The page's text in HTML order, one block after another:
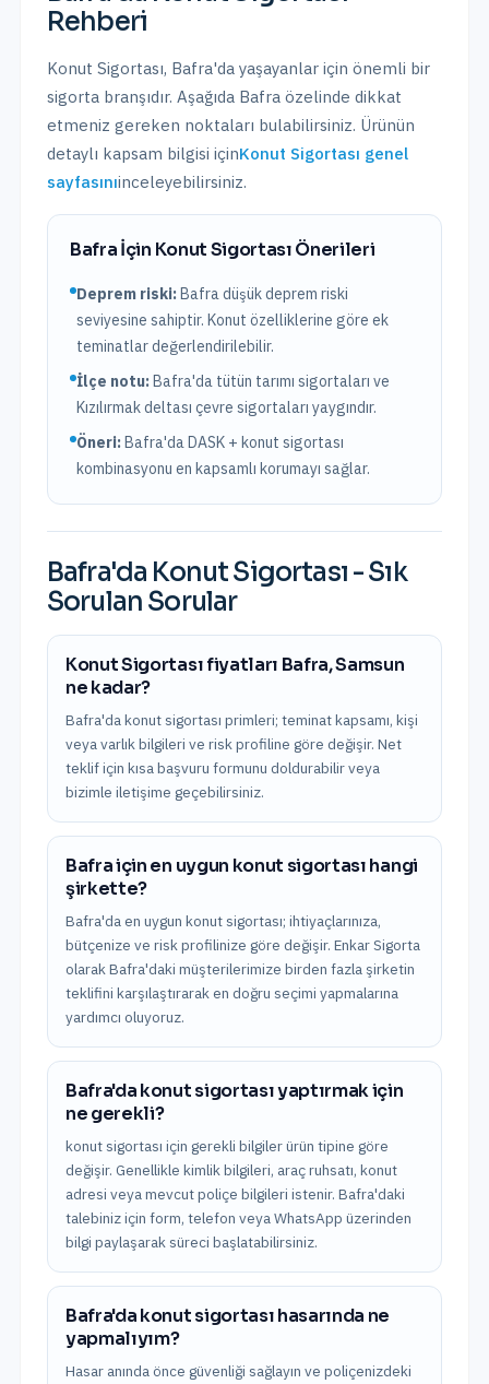
Rehberi
Konut Sigortası, Bafra'da yaşayanlar için önemli bir
sigorta branşıdır. Aşağıda Bafra özelinde dikkat
etmeniz gereken noktaları bulabilirsiniz. Ürünün
detaylı kapsam bilgisi içinKonut Sigortası genel
sayfasınıinceleyebilirsiniz.
Bafraİçin Konut SigortasıÖnerileri
Deprem riski:Bafradüşükdeprem riski
seviyesine sahiptir. Konut özelliklerine göre ek
teminatlar değerlendirilebilir.
İlçe notu:Bafra'da tütün tarımı sigortaları ve
Kızılırmak deltası çevre sigortaları yaygındır.
Öneri:Bafra'da DASK + konut sigortası
kombinasyonu en kapsamlı korumayı sağlar.
Bafra'da Konut Sigortası - Sık
Sorulan Sorular
Konut Sigortası fiyatları Bafra, Samsun
ne kadar?
Bafra'da konut sigortası primleri; teminat kapsamı, kişi
veya varlık bilgileri ve risk profiline göre değişir. Net
teklif için kısa başvuru formunu doldurabilir veya
bizimle iletişime geçebilirsiniz.
Bafra için en uygun konut sigortası hangi
şirkette?
Bafra'da en uygun konut sigortası; ihtiyaçlarınıza,
bütçenize ve risk profilinize göre değişir. Enkar Sigorta
olarak Bafra'daki müşterilerimize birden fazla şirketin
teklifini karşılaştırarak en doğru seçimi yapmalarına
yardımcı oluyoruz.
Bafra'da konut sigortası yaptırmak için
ne gerekli?
konut sigortası için gerekli bilgiler ürün tipine göre
değişir. Genellikle kimlik bilgileri, araç ruhsatı, konut
adresi veya mevcut poliçe bilgileri istenir. Bafra'daki
talebiniz için form, telefon veya WhatsApp üzerinden
bilgi paylaşarak süreci başlatabilirsiniz.
Bafra'da konut sigortası hasarında ne
yapmalıyım?
Hasar anında önce güvenliği sağlayın ve poliçenizdeki